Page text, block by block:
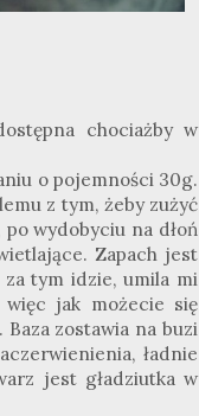
chociażby w
o pojemności 30g.
z tym, żeby zużyć
wydobyciu na dłoń
Zapach jest
tym idzie, umila mi
więc jak możecie się
zostawia na buzi
ładnie
jest gładziutka w